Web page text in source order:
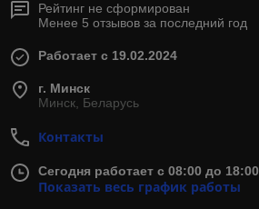
Рейтинг не сформирован
Менее 5 отзывов за последний год
Работает с 19.02.2024
г. Минск
Минск, Беларусь
Контакты
Сегодня работает с 08:00 до 18:00
Показать весь график работы